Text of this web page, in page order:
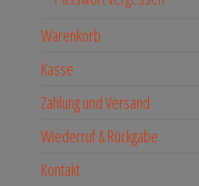
Warenkorb
Kasse
Zahlung und Versand
Wiederruf & Rückgabe
Kontakt